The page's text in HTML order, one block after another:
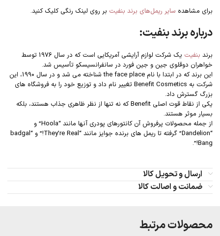
برای مشاهده سایر ریمل‌های برند بنفیت بر روی لینک رنگی کلیک کنید.
درباره برند بنفیت:
برند بنفیت
یک شرکت لوازم آرایشی آمریکایی است که در سال 1976 توسط
خواهران دوقلوی جین و جین فورد در سانفرانسیسکو تأسیس شد.
این برند که در ابتدا با نام the face place شناخته می شد و در سال 1990، این
شرکت به Benefit Cosmetics تغییر نام داد و توزیع خود را به فروشگاه های
بزرگ گسترش داد.
یکی از نقاط قوت اصلی Benefit که نه تنها از نظر ظاهری جذاب هستند، بلکه
بسیار موثر هستند.
از جمله محصولات پرفروش آن کانتورهای پودری آنها مانند “Hoola” و
“Dandelion” گرفته تا ریمل های برنده جوایز مانند “They’re Real!” و “badgal
Bang!”.
ارسال و تحویل کالا
ضمانت و اصالت کالا
محصولات مرتبط